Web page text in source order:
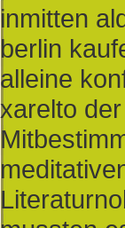
inmitten
berlin
alleine
xarelto